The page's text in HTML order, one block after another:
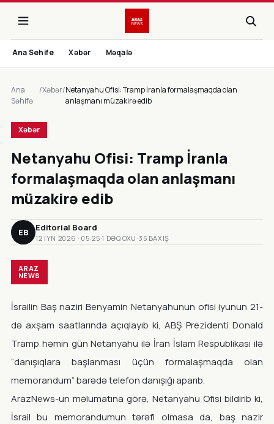
Ana Sehife Xəbər Məqalə
Ana
Səhifə
/Xəbər/Netanyahu Ofisi: Tramp İranla formalaşmaqda olan
anlaşmanı müzakirə edib
Xəbər
Netanyahu Ofisi: Tramp İranla
formalaşmaqda olan anlaşmanı
müzakirə edib
EB Editorial Board
12 IYN 2026 · 05:25·1 DƏQ OXU ·35 BAXIŞ
ARAZ
NEWS
İsrailin Baş naziri Benyamin Netanyahunun ofisi iyunun 21-
də axşam saatlarında açıqlayıb ki, ABŞ Prezidenti Donald
Tramp həmin gün Netanyahu ilə İran İslam Respublikası ilə
“danışıqlara başlanması üçün formalaşmaqda olan
memorandum” barədə telefon danışığı aparıb.
ArazNews-un məlumatına görə, Netanyahu Ofisi bildirib ki,
İsrail bu memorandumun tərəfi olmasa da, baş nazir